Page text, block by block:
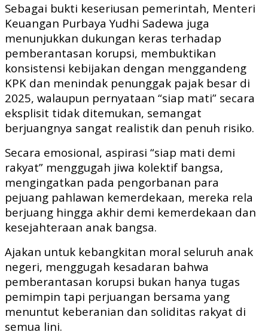
Sebagai bukti keseriusan pemerintah, Menteri
Keuangan Purbaya Yudhi Sadewa juga
menunjukkan dukungan keras terhadap
pemberantasan korupsi, membuktikan
konsistensi kebijakan dengan menggandeng
KPK dan menindak penunggak pajak besar di
2025, walaupun pernyataan “siap mati” secara
eksplisit tidak ditemukan, semangat
berjuangnya sangat realistik dan penuh risiko.
Secara emosional, aspirasi “siap mati demi
rakyat” menggugah jiwa kolektif bangsa,
mengingatkan pada pengorbanan para
pejuang pahlawan kemerdekaan, mereka rela
berjuang hingga akhir demi kemerdekaan dan
kesejahteraan anak bangsa.
Ajakan untuk kebangkitan moral seluruh anak
negeri, menggugah kesadaran bahwa
pemberantasan korupsi bukan hanya tugas
pemimpin tapi perjuangan bersama yang
menuntut keberanian dan soliditas rakyat di
semua lini.